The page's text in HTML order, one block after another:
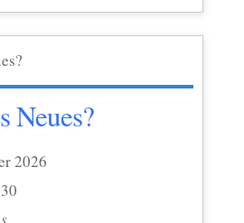
Neues?
2026